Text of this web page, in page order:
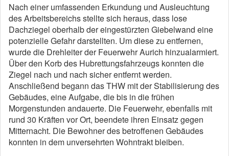
Nach einer umfassenden Erkundung und Ausleuchtung
des Arbeitsbereichs stellte sich heraus, dass lose
Dachziegel oberhalb der eingestürzten Giebelwand eine
potenzielle Gefahr darstellten. Um diese zu entfernen,
wurde die Drehleiter der Feuerwehr Aurich hinzualarmiert.
Über den Korb des Hubrettungsfahrzeugs konnten die
Ziegel nach und nach sicher entfernt werden.
Anschließend begann das THW mit der Stabilisierung des
Gebäudes, eine Aufgabe, die bis in die frühen
Morgenstunden andauerte. Die Feuerwehr, ebenfalls mit
rund 30 Kräften vor Ort, beendete ihren Einsatz gegen
Mitternacht. Die Bewohner des betroffenen Gebäudes
konnten in dem unversehrten Wohntrakt bleiben.